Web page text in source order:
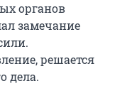
органов
замечание
решается
дела.